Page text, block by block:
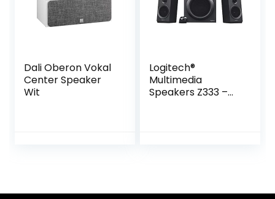
Dali Oberon Vokal
Center Speaker
Wit
Logitech®
Multimedia
Speakers Z333 –